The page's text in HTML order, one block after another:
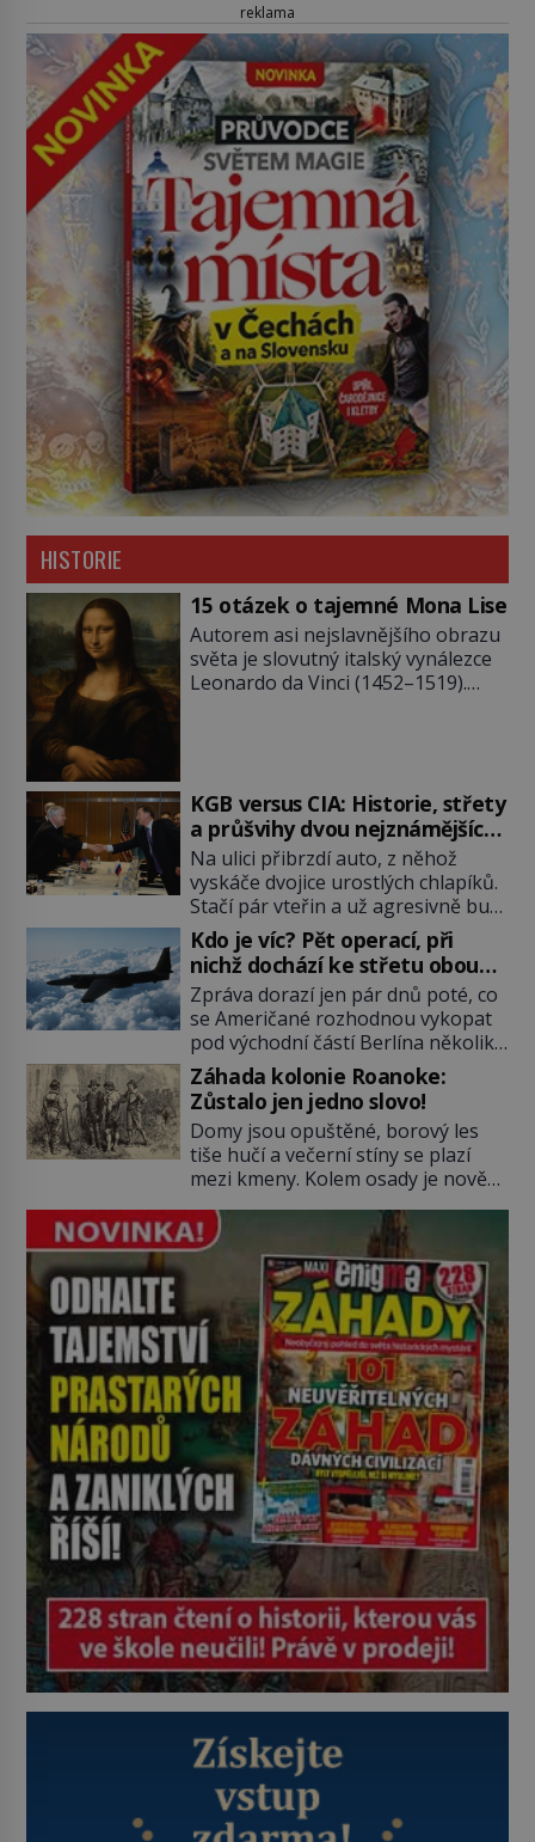
reklama
HISTORIE
15 otázek o tajemné Mona Lise
Autorem asi nejslavnějšího obrazu
světa je slovutný italský vynálezce
Leonardo da Vinci (1452–1519).
pověsil Napoleon? Samotný císař
Napoleon Bonaparte (1769–1821)
má pro malbu slabost, a tak si ji
ještě jako první konzul přemístí do
své ložnice v Tuilerisjkém […]
KGB versus CIA: Historie, střety
a průšvihy dvou nejznámějších
tajných služeb historie
Na ulici přibrzdí auto, z něhož
vyskáče dvojice urostlých chlapíků.
Stačí pár vteřin a už agresivně buší
na dveře. O další okamžik později
vlečou nebožáka do auta, a pak už
ho nikdy nikdo nespatří. Dostal se
totiž do rukou všemocné KGB. Jako
sourozenci, kteří si nemohou přijít
na jméno. Neustále se předhání v
plánování sabotáží, […]
Kdo je víc? Pět operací, při
nichž dochází ke střetu obou
tajných služeb
Zpráva dorazí jen pár dnů poté, co
se Američané rozhodnou vykopat
pod východní částí Berlína několik
stovek metrů dlouhý tunel. Sověti
na sobě nenechají nic znát a
nechají nepřítele, aby si myslel, že
je přechytračil. Cennou informaci
jim dodá jeden z agentů. Oba
tábory jsou zvyklé působit v pozadí
a podle situace tlačit, jak oni […]
Záhada kolonie Roanoke:
Zůstalo jen jedno slovo!
Domy jsou opuštěné, borový les
tiše hučí a večerní stíny se plazí
mezi kmeny. Kolem osady je nově
nejspíš nedokáže osadníky
zachránit. Muži, ženy, děti – všichni
jsou pryč. Nadobro a navždycky!
Kapitán John White (asi 1539–1593)
v srpnu 1587 naposledy zamává
své právě narozené vnučce a
vstoupí na palubu. Nechce […]